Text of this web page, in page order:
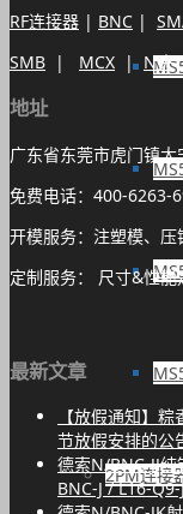
2PM连接
RF连接器 | BNC |
SMB | MCX | N头
地址
广东省东莞市虎门镇
免费电话：400-6263-
开模服务：注塑模、压
定制服务： 尺寸&性
最新文章
【放假通知】
节放假安排的公
德索N/BNC-JJ
BNC-J / L16-Q9-